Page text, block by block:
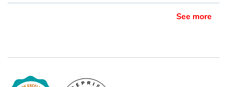
Videos & Tutorials
See more